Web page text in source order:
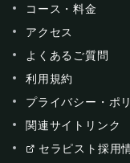
コース・料金
アクセス
よくあるご質問
利用規約
プライバシー・ポ
関連サイトリンク
セラピスト採用